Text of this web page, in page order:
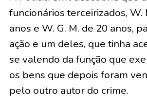
funcionários terceirizados, W.
anos e W. G. M. de 20 anos,
ação e um deles, que tinha
se valendo da função que
os bens que depois foram
pelo outro autor do crime.